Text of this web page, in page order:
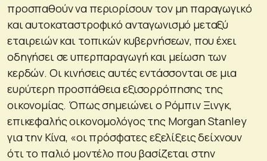
προσπαθούν να περιορίσουν τον μη παραγωγικό
και αυτοκαταστροφικό ανταγωνισμό μεταξύ
εταιρειών και τοπικών κυβερνήσεων, που έχει
οδηγήσει σε υπερπαραγωγή και μείωση των
κερδών. Οι κινήσεις αυτές εντάσσονται σε μια
ευρύτερη προσπάθεια εξισορρόπησης της
οικονομίας. Όπως σημειώνει ο Ρόμπιν Ξινγκ,
επικεφαλής οικονομολόγος της Morgan Stanley
για την Κίνα, «οι πρόσφατες εξελίξεις δείχνουν
ότι το παλιό μοντέλο που βασίζεται στην